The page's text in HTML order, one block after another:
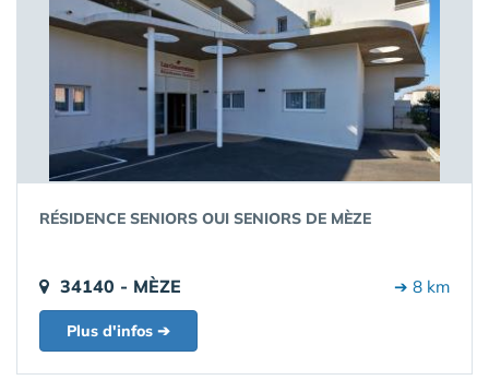
RÉSIDENCE SENIORS OUI SENIORS DE MÈZE
34140 - MÈZE ➔ 8 km
Plus d'infos ➔